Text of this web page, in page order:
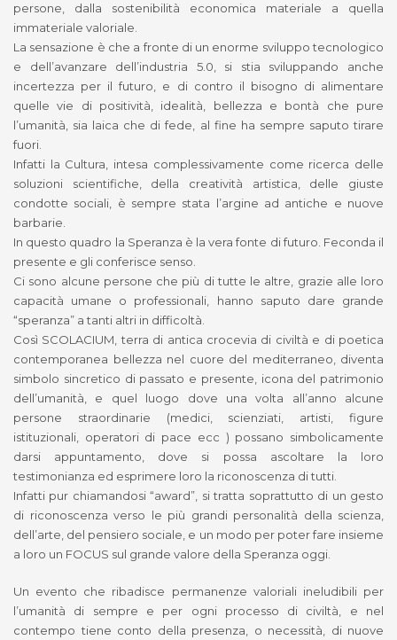
persone, dalla sostenibilità economica materiale a quella
immateriale valoriale.
La sensazione è che a fronte di un enorme sviluppo tecnologico
e dell’avanzare dell’industria 5.0, si stia sviluppando anche
incertezza per il futuro, e di contro il bisogno di alimentare
quelle vie di positività, idealità, bellezza e bontà che pure
l’umanità, sia laica che di fede, al fine ha sempre saputo tirare
fuori.
Infatti la Cultura, intesa complessivamente come ricerca delle
soluzioni scientifiche, della creatività artistica, delle giuste
condotte sociali, è sempre stata l’argine ad antiche e nuove
barbarie.
In questo quadro la Speranza è la vera fonte di futuro. Feconda il
presente e gli conferisce senso.
Ci sono alcune persone che più di tutte le altre, grazie alle loro
capacità umane o professionali, hanno saputo dare grande
“speranza” a tanti altri in difficoltà.
Così SCOLACIUM, terra di antica crocevia di civiltà e di poetica
contemporanea bellezza nel cuore del mediterraneo, diventa
simbolo sincretico di passato e presente, icona del patrimonio
dell’umanità, e quel luogo dove una volta all’anno alcune
persone straordinarie (medici, scienziati, artisti, figure
istituzionali, operatori di pace ecc ) possano simbolicamente
darsi appuntamento, dove si possa ascoltare la loro
testimonianza ed esprimere loro la riconoscenza di tutti.
Infatti pur chiamandosi “award”, si tratta soprattutto di un gesto
di riconoscenza verso le più grandi personalità della scienza,
dell’arte, del pensiero sociale, e un modo per poter fare insieme
a loro un FOCUS sul grande valore della Speranza oggi.
Un evento che ribadisce permanenze valoriali ineludibili per
l’umanità di sempre e per ogni processo di civiltà, e nel
contempo tiene conto della presenza, o necessità, di nuove